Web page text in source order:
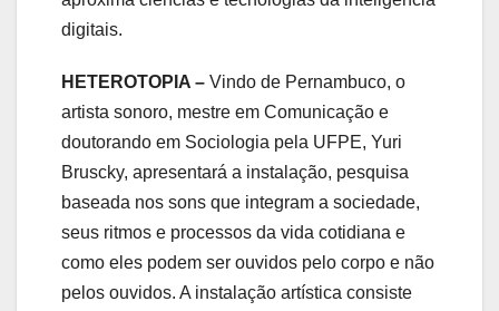
digitais.
HETEROTOPIA – Vindo de Pernambuco, o
artista sonoro, mestre em Comunicação e
doutorando em Sociologia pela UFPE, Yuri
Bruscky, apresentará a instalação, pesquisa
baseada nos sons que integram a sociedade,
seus ritmos e processos da vida cotidiana e
como eles podem ser ouvidos pelo corpo e não
pelos ouvidos. A instalação artística consiste